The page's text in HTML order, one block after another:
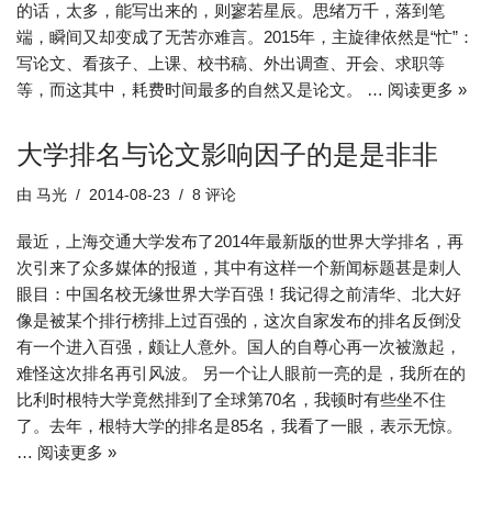
的话，太多，能写出来的，则寥若星辰。思绪万千，落到笔
端，瞬间又却变成了无苦亦难言。2015年，主旋律依然是“忙”：
写论文、看孩子、上课、校书稿、外出调查、开会、求职等
等，而这其中，耗费时间最多的自然又是论文。 … 阅读更多 »
大学排名与论文影响因子的是是非非
由 马光 2014-08-23 8 评论
最近，上海交通大学发布了2014年最新版的世界大学排名，再
次引来了众多媒体的报道，其中有这样一个新闻标题甚是刺人
眼目：中国名校无缘世界大学百强！我记得之前清华、北大好
像是被某个排行榜排上过百强的，这次自家发布的排名反倒没
有一个进入百强，颇让人意外。国人的自尊心再一次被激起，
难怪这次排名再引风波。 另一个让人眼前一亮的是，我所在的
比利时根特大学竟然排到了全球第70名，我顿时有些坐不住
了。去年，根特大学的排名是85名，我看了一眼，表示无惊。
… 阅读更多 »